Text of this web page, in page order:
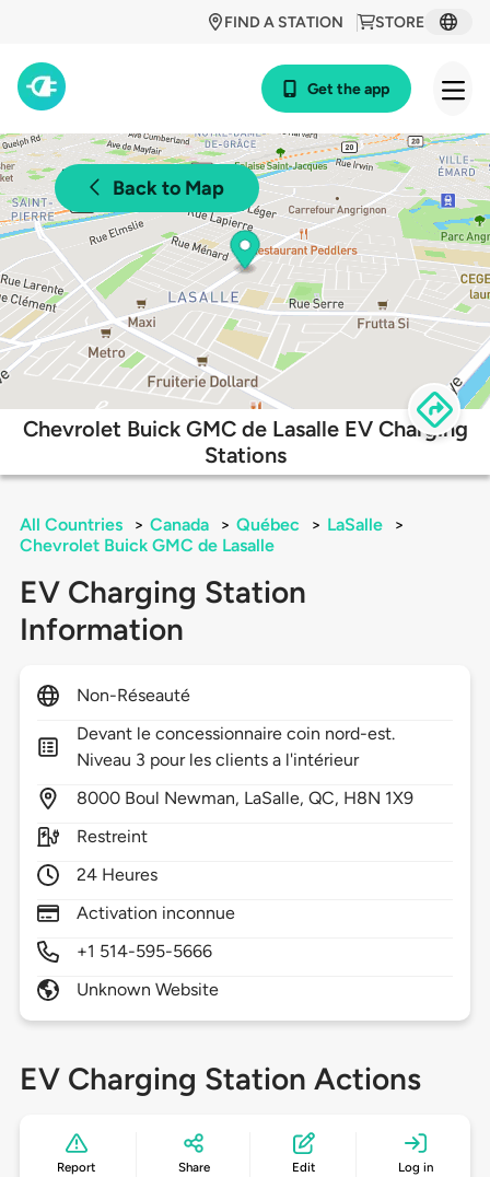
STORE
FIND A STATION
Get the app
Back to Map
Chevrolet Buick GMC de Lasalle EV Charging
Stations
All Countries > Canada > Québec > LaSalle
>
Chevrolet Buick GMC de Lasalle
EV Charging Station
Information
Non-Réseauté
Devant le concessionnaire coin nord-est.
Niveau 3 pour les clients a l'intérieur
8000 Boul Newman, LaSalle,QC, H8N 1X9
Restreint
24 Heures
Activation inconnue
+1 514-595-5666
Unknown Website
EV Charging Station Actions
Report Share Edit Log in